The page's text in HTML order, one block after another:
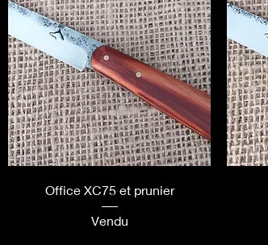
Office XC75 et prunier
Vendu